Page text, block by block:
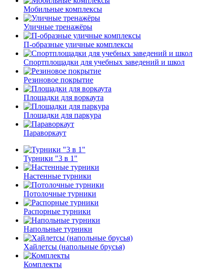
Мобильные комплексы
Уличные тренажёры
П-образные уличные комплексы
Спортплощадки для учебных заведений и школ
Резиновое покрытие
Площадки для воркаута
Площадки для паркура
Параворкаут
Турники "3 в 1"
Настенные турники
Потолочные турники
Распорные турники
Напольные турники
Хайлетсы (напольные брусья)
Комплекты